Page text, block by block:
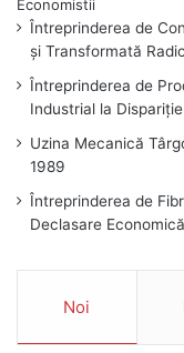
Întreprinderea de
și Transformată
Întreprinderea de
Industrial la Dispariție
Uzina Mecanică
1989
Întreprinderea de
Declasare Economică
Noi